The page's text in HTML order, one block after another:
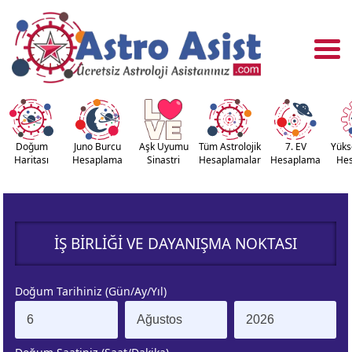
KUZEY AY
DÜĞÜMÜ
Doğum
Haritası
Juno Burcu
Hesaplama
Aşk Uyumu
Sinastri
Tüm Astrolojik
Hesaplamalar
7. EV
Hesaplama
İŞ BIRLIĞI VE DAYANIŞMA NOKTASI
Doğum Tarihiniz (Gün/Ay/Yıl)